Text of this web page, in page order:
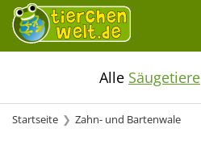
Alle Säugetiere
Startseite Zahn- und Bartenwale